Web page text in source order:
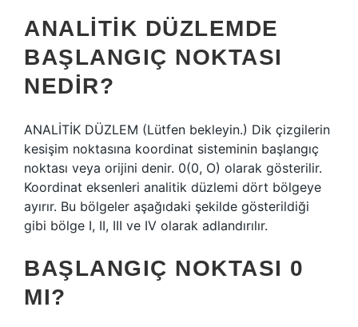
ANALITIK DÜZLEMDE
BAŞLANGIÇ NOKTASI
NEDIR?
ANALİTİK DÜZLEM (Lütfen bekleyin.) Dik çizgilerin
kesişim noktasına koordinat sisteminin başlangıç ​​
noktası veya orijini denir. 0(0, O) olarak gösterilir.
Koordinat eksenleri analitik düzlemi dört bölgeye
ayırır. Bu bölgeler aşağıdaki şekilde gösterildiği
gibi bölge I, II, III ve IV olarak adlandırılır.
BAŞLANGIÇ NOKTASI 0
MI?